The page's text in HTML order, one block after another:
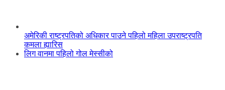
अमेरिकी राष्ट्रपतिको अधिकार पाउने पहिलो महिला उपराष्ट्रपति
कमला ह्यारिस
लिग वानमा पहिलो गोल मेस्सीको